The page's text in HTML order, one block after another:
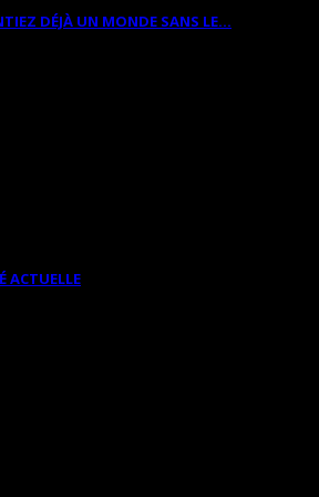
DÉJÀ UN MONDE SANS LE…
ACTUELLE